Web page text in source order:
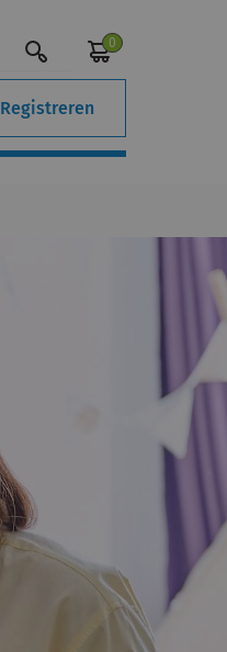
0
Registreren